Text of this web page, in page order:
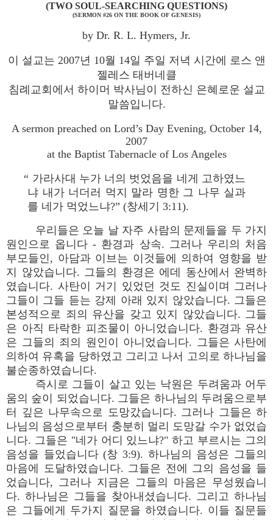
(TWO SOUL-SEARCHING QUESTIONS)
(SERMON #26 ON THE BOOK OF GENESIS)
by Dr. R. L. Hymers, Jr.
이 설교는 2007년 10월 14일 주일 저녁 시간에 로스 앤
젤레스 태버네클
침례교회에서 하이머 박사님이 전하신 은혜로운 설교
말씀입니다.
A sermon preached on Lord’s Day Evening, October 14,
2007
at the Baptist Tabernacle of Los Angeles
“ 가라사대 누가 너의 벗었음을 네게 고하였느
냐 내가 너더러 먹지 말라 명한 그 나무 실과
를 네가 먹었느냐?” (창세기 3:11).
우리들은 오늘 날 자주 사람의 문제들을 두 가지
원인으로 옵니다 - 환경과 상속. 그러나 우리의 처음
부모들인, 아담과 이브는 이것들에 의하여 영향을 받
지 않았습니다. 그들의 환경은 에데 동산에서 완벽하
였습니다. 사탄이 거기 있었던 것도 진실이며 그러나
그들이 그들 듣는 강제 아래 있지 않았습니다. 그들은
본성적으로 죄의 유산을 갖고 있지 않았습니다. 그들
은 아직 타락한 피조물이 아니었습니다. 환경과 유산
은 그들의 죄의 원인이 아니었습니다. 그들은 사탄에
의하여 유혹을 당하였고 그리고 나서 고의로 하나님을
불순종하였습니다.
즉시로 그들이 살고 있는 낙원은 두려움과 어두
움의 숲이 되었습니다. 그들은 하나님의 두려움으로부
터 깊은 나무속으로 도망갔습니다. 그러나 그들은 하
나님의 음성으로부터 충분히 멀리 도망갈 수가 없었습
니다. 그들은 "네가 어디 있느냐?" 하고 부르시는 그의
음성을 들었습니다 (창 3:9). 하나님의 음성은 그들의
마음에 도달하였습니다. 그들은 전에 그의 음성을 들
었습니다, 그러나 지금은 그들의 마음은 무성웠습니
다. 하나님은 그들을 찾아내셨습니다. 그리고 하나님
은 그들에게 두가지 질문을 하였습니다. 이들 질문들